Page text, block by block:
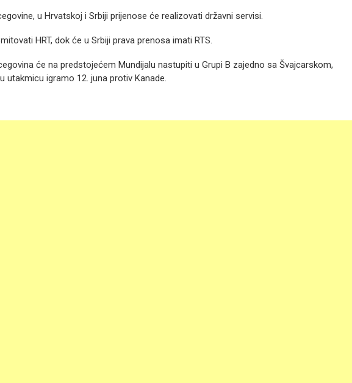
u Hrvatskoj i Srbiji prijenose će realizovati državni servisi.
HRT, dok će u Srbiji prava prenosa imati RTS.
će na predstojećem Mundijalu nastupiti u Grupi B zajedno sa Švajcarskom,
utakmicu igramo 12. juna protiv Kanade.